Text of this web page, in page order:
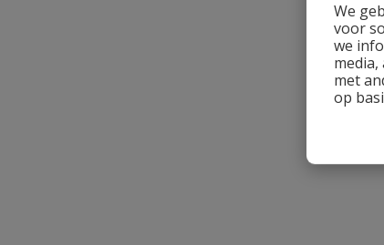
We
voor
we
met
op